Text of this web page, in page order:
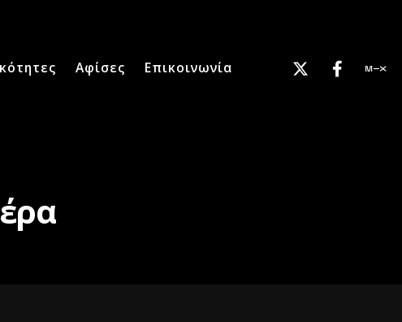
Αφίσες Επικοινωνία